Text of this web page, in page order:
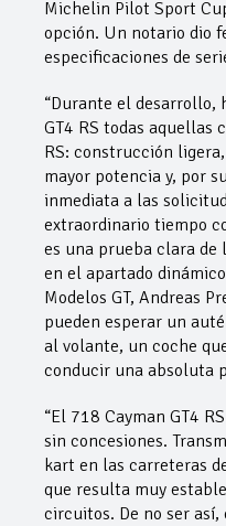
Michelin Pilot Sport
opción. Un notario dio
especificaciones de
“Durante el desarrollo,
GT4 RS todas aquellas
RS: construcción
mayor potencia y, por
inmediata a las
extraordinario tiempo
es una prueba clara de
en el apartado
Modelos GT, Andreas
pueden esperar un
al volante, un coche
conducir una absoluta
“El 718 Cayman GT4
sin concesiones.
kart en las carreteras
que resulta muy
circuitos. De no ser